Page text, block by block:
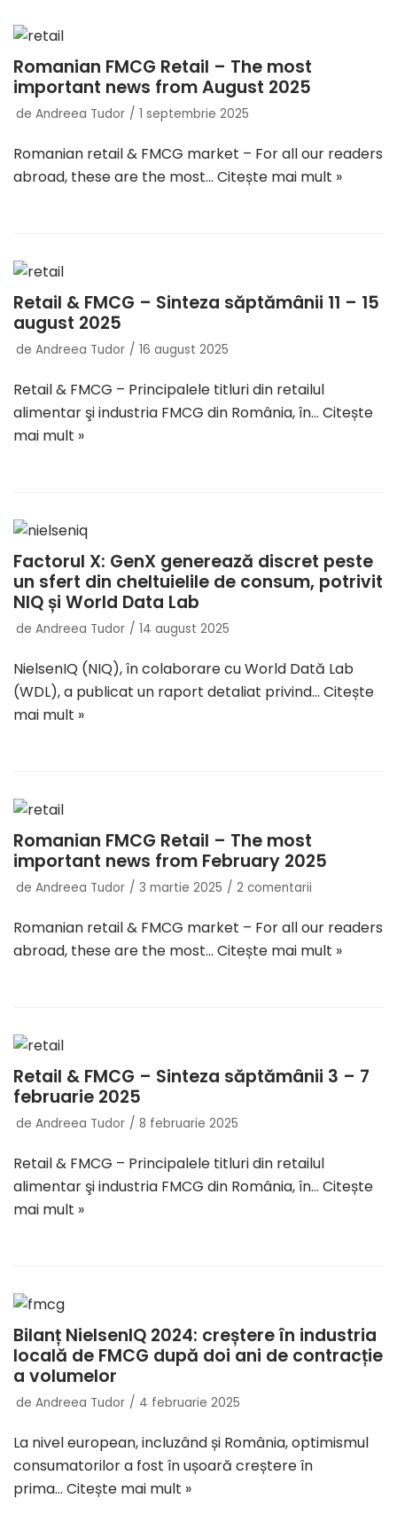
Romanian FMCG Retail – The most
important news from August 2025
de Andreea Tudor 1 septembrie 2025
Romanian retail & FMCG market – For all our readers
abroad, these are the most… Citește mai mult »
Retail & FMCG – Sinteza săptămânii 11 – 15
august 2025
de Andreea Tudor 16 august 2025
Retail & FMCG – Principalele titluri din retailul
alimentar şi industria FMCG din România, în… Citește
mai mult »
Factorul X: GenX generează discret peste
un sfert din cheltuielile de consum, potrivit
NIQ și World Data Lab
de Andreea Tudor 14 august 2025
NielsenIQ (NIQ), în colaborare cu World Dată Lab
(WDL), a publicat un raport detaliat privind… Citește
mai mult »
Romanian FMCG Retail – The most
important news from February 2025
de Andreea Tudor 3 martie 2025 2 comentarii
Romanian retail & FMCG market – For all our readers
abroad, these are the most… Citește mai mult »
Retail & FMCG – Sinteza săptămânii 3 – 7
februarie 2025
de Andreea Tudor 8 februarie 2025
Retail & FMCG – Principalele titluri din retailul
alimentar şi industria FMCG din România, în… Citește
mai mult »
Bilanț NielsenIQ 2024: creștere în industria
locală de FMCG după doi ani de contracție
a volumelor
de Andreea Tudor 4 februarie 2025
La nivel european, incluzând și România, optimismul
consumatorilor a fost în ușoară creștere în
prima… Citește mai mult »